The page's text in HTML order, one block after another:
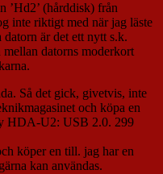
’Hd2’ (hårddisk) från
inte riktigt med när jag läste
är det ett nytt s.k.
datorns moderkort
Så det gick, givetvis, inte
och köpa en
HDA-U2: USB 2.0. 299
köper en till. jag har en
kan användas.